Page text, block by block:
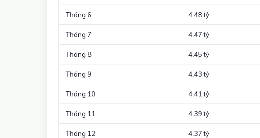
Tháng 6 4.48 tỷ
Tháng 7 4.47 tỷ
Tháng 8 4.45 tỷ
Tháng 9 4.43 tỷ
Tháng 10 4.41 tỷ
Tháng 11 4.39 tỷ
Tháng 12 4.37 tỷ